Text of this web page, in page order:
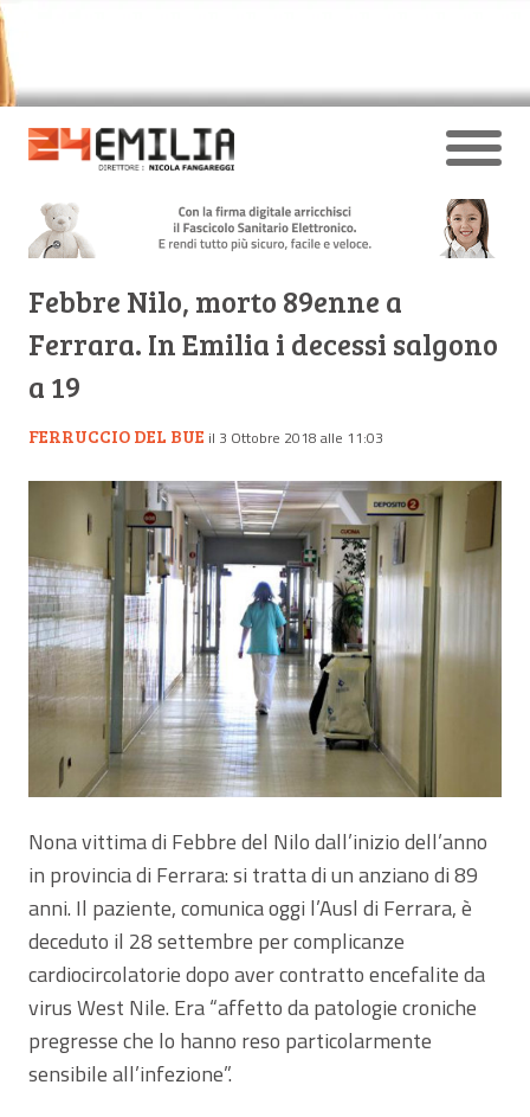
Febbre Nilo, morto 89enne a
Ferrara. In Emilia i decessi salgono
a 19
FERRUCCIO DEL BUE il 3 Ottobre 2018 alle 11:03
Nona vittima di Febbre del Nilo dall’inizio dell’anno
in provincia di Ferrara: si tratta di un anziano di 89
anni. Il paziente, comunica oggi l’Ausl di Ferrara, è
deceduto il 28 settembre per complicanze
cardiocircolatorie dopo aver contratto encefalite da
virus West Nile. Era “affetto da patologie croniche
pregresse che lo hanno reso particolarmente
sensibile all’infezione”.